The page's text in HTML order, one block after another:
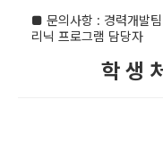
■ 문의사항 : 경력개발팀
리닉 프로그램 담당자
학 생